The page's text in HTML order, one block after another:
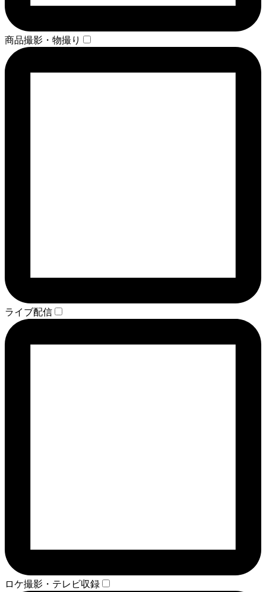
商品撮影・物撮り
ライブ配信
ロケ撮影・テレビ収録